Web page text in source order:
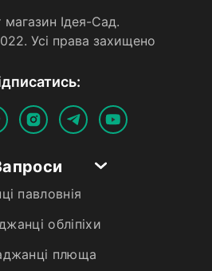
магазин Iдея-Сад.
Усi права захищено
павловнія
обліпіхи
плюща